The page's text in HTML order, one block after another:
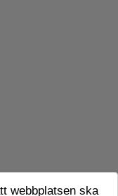
webbplatsen ska